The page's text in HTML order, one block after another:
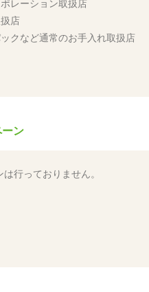
店
クなど通常のお手入れ取扱店
ン
行っておりません。